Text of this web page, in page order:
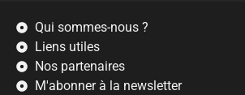
Qui sommes-nous ?
Liens utiles
Nos partenaires
M'abonner à la newsletter